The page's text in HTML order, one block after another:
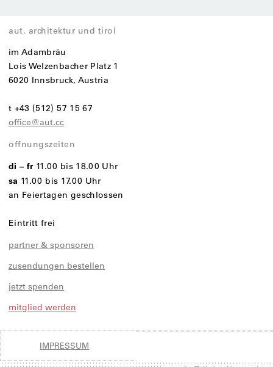
aut. architektur und tirol
im Adambräu
Lois Welzenbacher Platz 1
6020 Innsbruck, Austria
t +43 (512) 57 15 67
office@aut.cc
öffnungszeiten
di – fr 11.00 bis 18.00 Uhr
sa 11.00 bis 17.00 Uhr
an Feiertagen geschlossen
Eintritt frei
partner & sponsoren
zusendungen bestellen
jetzt spenden
mitglied werden
IMPRESSUM